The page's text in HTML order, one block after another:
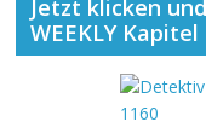
Jetzt klicken
WEEKLY Kapitel